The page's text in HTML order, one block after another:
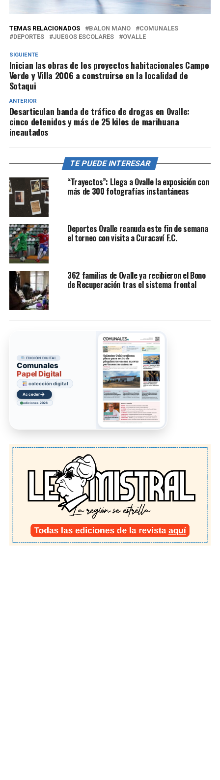
TEMAS RELACIONADOS BALON MANO
COMUNALES
DEPORTES
JUEGOS ESCOLARES OVALLE
SIGUIENTE
Inician las obras de los proyectos habitacionales Campo
Verde y Villa 2006 a construirse en la localidad de
Sotaqui
ANTERIOR
Desarticulan banda de tráfico de drogas en Ovalle:
cinco detenidos y más de 25 kilos de marihuana
incautados
TE PUEDE INTERESAR
“Trayectos”: Llega a Ovalle la exposición con
más de 300 fotografías instantáneas
Deportes Ovalle reanuda este fin de semana
el torneo con visita a Curacaví F.C.
362 familias de Ovalle ya recibieron el Bono
de Recuperación tras el sistema frontal
EDICIÓN DIGITAL
Comunales
Papel Digital
colección digital
Acceder→
ediciones 2026